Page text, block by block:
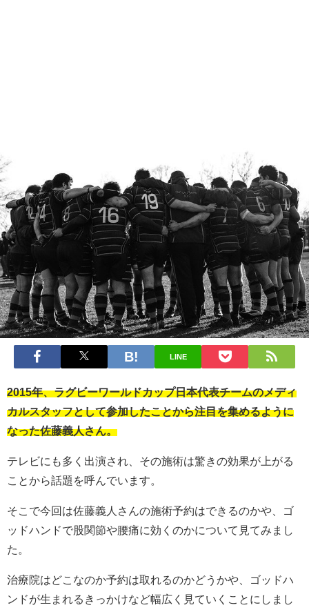
LINE
2015年、ラグビーワールドカップ日本代表チームのメディ
カルスタッフとして参加したことから注目を集めるように
なった佐藤義人さん。
テレビにも多く出演され、その施術は驚きの効果が上がる
ことから話題を呼んでいます。
そこで今回は佐藤義人さんの施術予約はできるのかや、ゴ
ッドハンドで股関節や腰痛に効くのかについて見てみまし
た。
治療院はどこなのか予約は取れるのかどうかや、ゴッドハ
ンドが生まれるきっかけなど幅広く見ていくことにしまし